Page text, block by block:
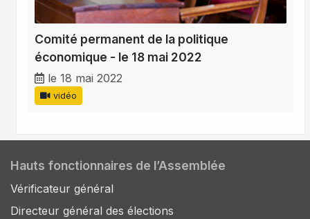
Comité permanent de la politique
économique - le 18 mai 2022
le 18 mai 2022
vidéo
Hauts fonctionnaires de l’Assemblée
Vérificateur général
Directeur général des élections